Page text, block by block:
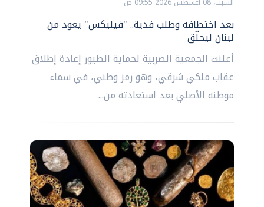
بعد اختطافه وطلب فدية.. "فيليكس" يعود من
لبنان ليحلّق
أعلنت الجمعية الصربية لحماية الطيور إعادة إطلاق
عقاب ملكي شرقي، وهو رمز وطني، في سماء
موطنه الأصلي بعد استعادته من...